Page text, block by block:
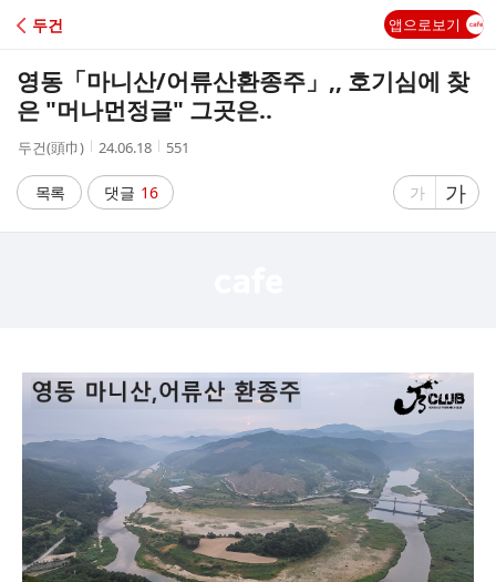
C
A
두건 앱으로보기
영동「마니산/어류산환종주」,, 호기심에 찾
은 "머나먼정글" 그곳은..
작
자
두건(頭巾)
작
시
간
24.06.18
조
수
551
목록 댓글 16
글
가
글
자
가